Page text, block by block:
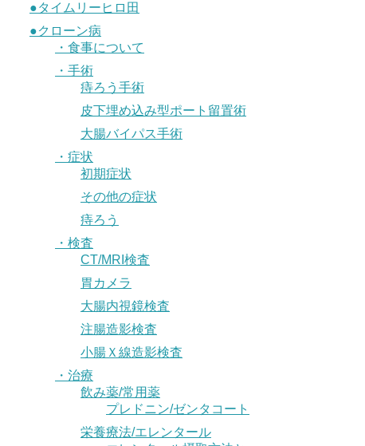
●タイムリーヒロ田
●クローン病
・食事について
・手術
痔ろう手術
皮下埋め込み型ポート留置術
大腸バイパス手術
・症状
初期症状
その他の症状
痔ろう
・検査
CT/MRI検査
胃カメラ
大腸内視鏡検査
注腸造影検査
小腸Ｘ線造影検査
・治療
飲み薬/常用薬
プレドニン/ゼンタコート
栄養療法/エレンタール